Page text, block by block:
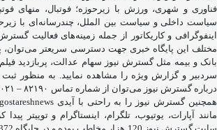
فناوری و شهری، ورزش با زیرحوزه؛ فوتبال، منهای
سیاست داخلی و سیاست بین الملل، چندرسانه‌ای با
اینفوگرافی و کاریکاتور از جمله زمینه‌های فعالیت
مختلف این پایگاه خبری جهت دسترسی سریعتر می‌توان،
بانک و بیمه مثل گسترش نیوز سهام عدالت، پربازدید فیلم،
سردبیر و گزارش ویژه را مشاهده نمایید. به منظور ثبت
مانند آپارات، یوتیوب، تلگرام، اینستاگرام و توییتر